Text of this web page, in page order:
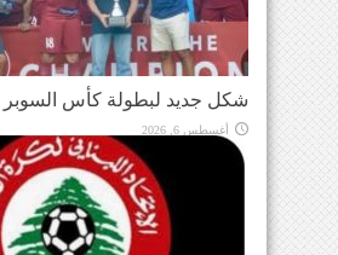
شكل جديد لبطولة كأس السوبر
أغسطس 6, 2026